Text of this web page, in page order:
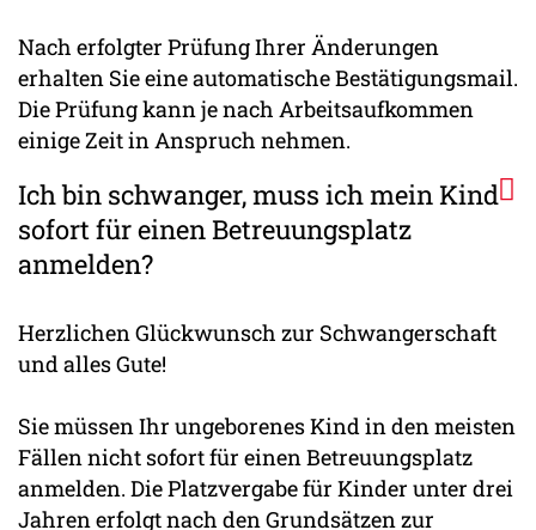
Nach erfolgter Prüfung Ihrer Änderungen
erhalten Sie eine automatische Bestätigungsmail.
Die Prüfung kann je nach Arbeitsaufkommen
einige Zeit in Anspruch nehmen.
Ich bin schwanger, muss ich mein Kind
sofort für einen Betreuungsplatz
anmelden?
Herzlichen Glückwunsch zur Schwangerschaft
und alles Gute!
Sie müssen Ihr ungeborenes Kind in den meisten
Fällen nicht sofort für einen Betreuungsplatz
anmelden. Die Platzvergabe für Kinder unter drei
Jahren erfolgt nach den Grundsätzen zur